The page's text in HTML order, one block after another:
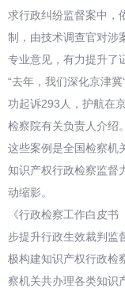
求行政纠纷监督案中，
制，由技术调查官对涉
专业意见，有力提升了
“去年，我们深化京津
功起诉293人，护航在
检察院有关负责人介绍。
这些案例是全国检察机
知识产权行政检察监督
动缩影。
《行政检察工作白皮
步提升行政生效裁判监
极构建知识产权行政检
察机关共办理各类知识